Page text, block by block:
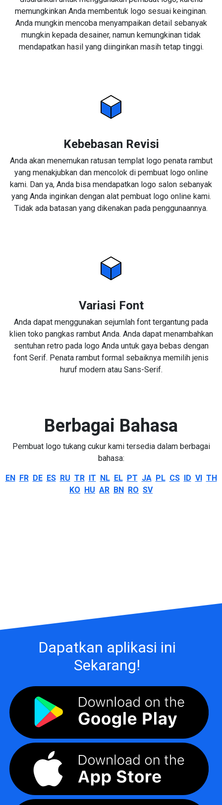
memungkinkan Anda membentuk logo sesuai keinginan.
Anda mungkin mencoba menyampaikan detail sebanyak
mungkin kepada desainer, namun kemungkinan tidak
mendapatkan hasil yang diinginkan masih tetap tinggi.
Kebebasan Revisi
Anda akan menemukan ratusan templat logo penata rambut
yang menakjubkan dan mencolok di pembuat logo online
kami. Dan ya, Anda bisa mendapatkan logo salon sebanyak
yang Anda inginkan dengan alat pembuat logo online kami.
Tidak ada batasan yang dikenakan pada penggunaannya.
Variasi Font
Anda dapat menggunakan sejumlah font tergantung pada
klien toko pangkas rambut Anda. Anda dapat menambahkan
sentuhan retro pada logo Anda untuk gaya bebas dengan
font Serif. Penata rambut formal sebaiknya memilih jenis
huruf modern atau Sans-Serif.
Berbagai Bahasa
Pembuat logo tukang cukur kami tersedia dalam berbagai
bahasa:
EN FR DE ES RU TR IT NL EL PT JA PL CS ID VI TH
KO HU AR BN RO SV
Dapatkan aplikasi ini
Sekarang!